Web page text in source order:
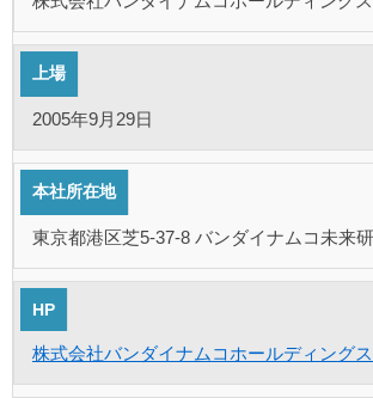
上場
2005年9月29日
本社所在地
東京都港区芝5-37-8 バンダイナムコ未来
HP
株式会社バンダイナムコホールディング